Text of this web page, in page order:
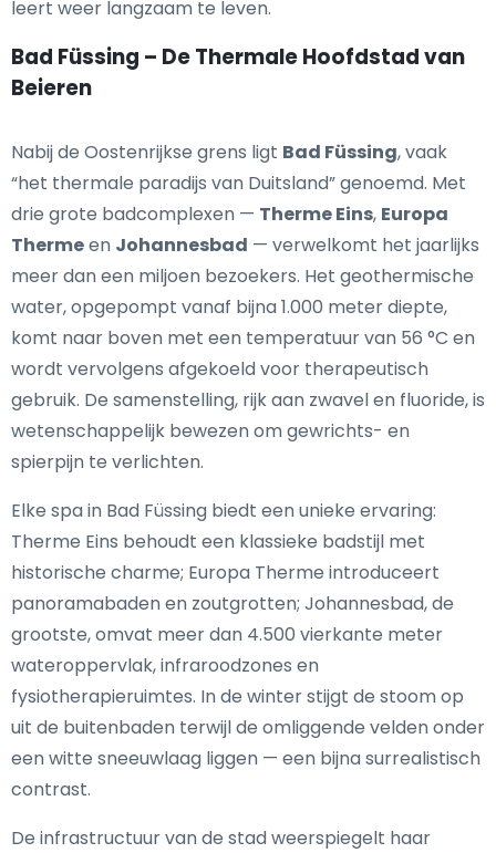
leert weer langzaam te leven.
Bad Füssing – De Thermale Hoofdstad van
Beieren
Nabij de Oostenrijkse grens ligt Bad Füssing, vaak
“het thermale paradijs van Duitsland” genoemd. Met
drie grote badcomplexen — Therme Eins, Europa
Thermeen Johannesbad — verwelkomt het jaarlijks
meer dan een miljoen bezoekers. Het geothermische
water, opgepompt vanaf bijna 1.000 meter diepte,
komt naar boven met een temperatuur van 56 °C en
wordt vervolgens afgekoeld voor therapeutisch
gebruik. De samenstelling, rijk aan zwavel en fluoride, is
wetenschappelijk bewezen om gewrichts- en
spierpijn te verlichten.
Elke spa in Bad Füssing biedt een unieke ervaring:
Therme Eins behoudt een klassieke badstijl met
historische charme; Europa Therme introduceert
panoramabaden en zoutgrotten; Johannesbad, de
grootste, omvat meer dan 4.500 vierkante meter
wateroppervlak, infraroodzones en
fysiotherapieruimtes. In de winter stijgt de stoom op
uit de buitenbaden terwijl de omliggende velden onder
een witte sneeuwlaag liggen — een bijna surrealistisch
contrast.
De infrastructuur van de stad weerspiegelt haar